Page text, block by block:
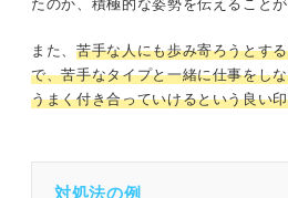
たのか、積極的な姿勢を伝えることが
また、 苦手な人にも歩み寄ろうとす
で、苦手なタイプと一緒に仕事をし
うまく付き合っていけるという良い
対処法の例